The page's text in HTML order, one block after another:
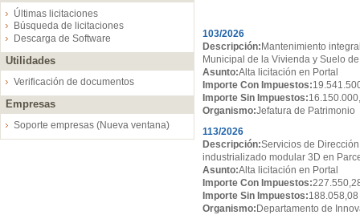
Últimas licitaciones
Búsqueda de licitaciones
Descarga de Software
Utilidades
Verificación de documentos
Empresas
Soporte empresas (Nueva ventana)
103/2026
Descripción: Mantenimiento
Municipal de la Vivienda y Suelo
Asunto:Alta licitación en Portal
Importe Con Impuestos:
Importe Sin Impuestos:
Organismo:Jefatura de Patrimonio
113/2026
Descripción:Servicios de
industrializado modular 3D en
Asunto:Alta licitación en Portal
Importe Con Impuestos:
Importe Sin Impuestos:188.058,08
Organismo: Departamento de